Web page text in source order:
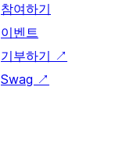
참여하기
이벤트
기부하기 ↗
Swag ↗